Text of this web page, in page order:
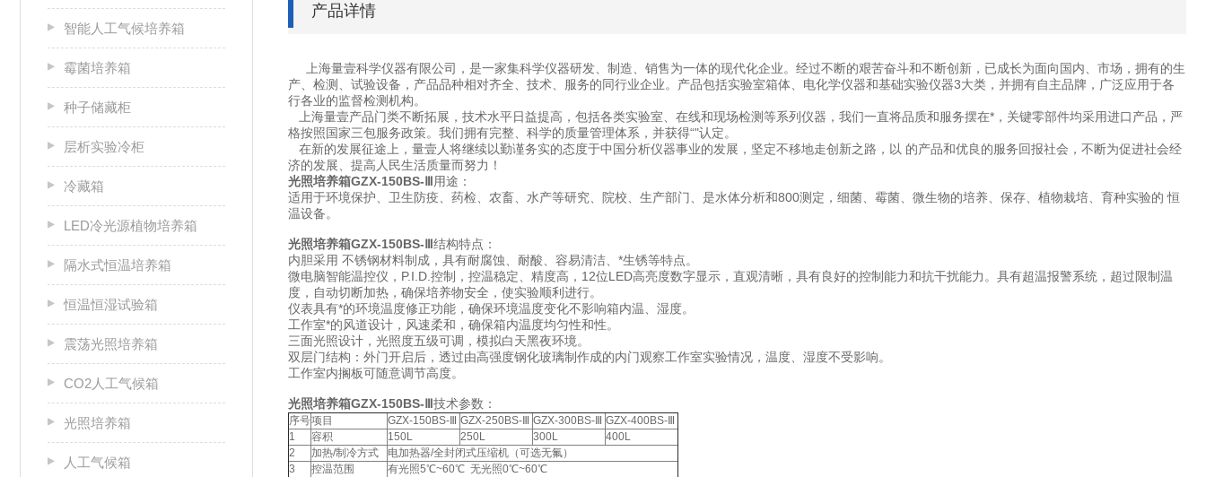
智能人工气候培养箱
霉菌培养箱
种子储藏柜
层析实验冷柜
冷藏箱
LED冷光源植物培养箱
隔水式恒温培养箱
恒温恒湿试验箱
震荡光照培养箱
CO2人工气候箱
光照培养箱
人工气候箱
产品详情
上海量壹科学仪器有限公司，是一家集科学仪器研发、制造、销售为一体的现代化企业。经过不断的艰苦奋斗和不断创新，已成长为面向国内、市场，拥有的生
产、检测、试验设备，产品品种相对齐全、技术、服务的同行业企业。产品包括实验室箱体、电化学仪器和基础实验仪器3大类，并拥有自主品牌，广泛应用于各
行各业的监督检测机构。
上海量壹产品门类不断拓展，技术水平日益提高，包括各类实验室、在线和现场检测等系列仪器，我们一直将品质和服务摆在*，关键零部件均采用进口产品，严
格按照国家三包服务政策。我们拥有完整、科学的质量管理体系，并获得“"认定。
在新的发展征途上，量壹人将继续以勤谨务实的态度于中国分析仪器事业的发展，坚定不移地走创新之路，以 的产品和优良的服务回报社会，不断为促进社会经
济的发展、提高人民生活质量而努力！
光照培养箱GZX-150BS-Ⅲ用途：
适用于环境保护、卫生防疫、药检、农畜、水产等研究、院校、生产部门、是水体分析和800测定，细菌、霉菌、微生物的培养、保存、植物栽培、育种实验的 恒
温设备。
光照培养箱GZX-150BS-Ⅲ结构特点：
内胆采用 不锈钢材料制成，具有耐腐蚀、耐酸、容易清洁、*生锈等特点。
微电脑智能温控仪，P.I.D.控制，控温稳定、精度高，12位LED高亮度数字显示，直观清晰，具有良好的控制能力和抗干扰能力。具有超温报警系统，超过限制温
度，自动切断加热，确保培养物安全，使实验顺利进行。
仪表具有*的环境温度修正功能，确保环境温度变化不影响箱内温、湿度。
工作室*的风道设计，风速柔和，确保箱内温度均匀性和性。
三面光照设计，光照度五级可调，模拟白天黑夜环境。
双层门结构：外门开启后，透过由高强度钢化玻璃制作成的内门观察工作室实验情况，温度、湿度不受影响。
工作室内搁板可随意调节高度。
光照培养箱GZX-150BS-Ⅲ技术参数：
序号项目 GZX-150BS-Ⅲ GZX-250BS-Ⅲ GZX-300BS-Ⅲ GZX-400BS-Ⅲ
1
容积 150L 250L 300L
400L
2
加热/制冷方式
电加热器/全封闭式压缩机（可选无氟）
3
控温范围
有光照5℃~60℃ 无光照0℃~60℃